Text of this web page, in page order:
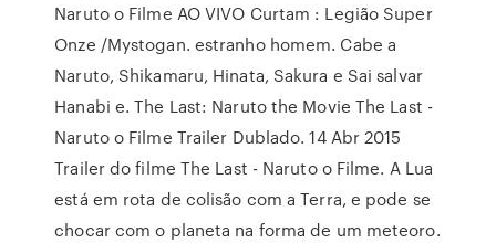
Naruto o Filme AO VIVO Curtam : Legião Super
Onze /Mystogan. estranho homem. Cabe a
Naruto, Shikamaru, Hinata, Sakura e Sai salvar
Hanabi e. The Last: Naruto the Movie The Last -
Naruto o Filme Trailer Dublado. 14 Abr 2015
Trailer do filme The Last - Naruto o Filme. A Lua
está em rota de colisão com a Terra, e pode se
chocar com o planeta na forma de um meteoro.